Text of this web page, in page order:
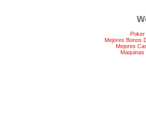
Mejores Bonos
Mejores